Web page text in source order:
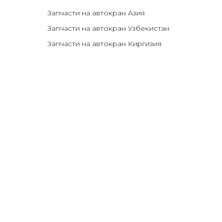
Запчасти на автокран Азия
Запчасти на автокран Узбекистан
Запчасти на автокран Киргизия